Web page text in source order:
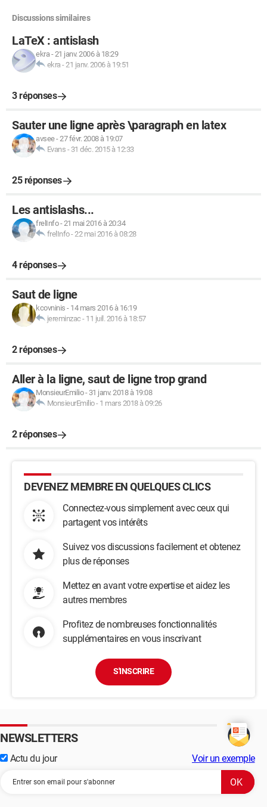
Discussions similaires
LaTeX : antislash
ekra-21 janv. 2006 à 18:29
ekra -21 janv. 2006 à 19:51
3 réponses
Sauter une ligne après \paragraph en latex
avsee-27 févr. 2008 à 19:07
Evans - 31 déc. 2015 à 12:33
25 réponses
Les antislashs...
frelInfo-21 mai 2016 à 20:34
frelInfo-22 mai 2016 à 08:28
4 réponses
Saut de ligne
kcovninis - 14 mars 2016 à 16:19
jereminzac - 11 juil. 2016 à 18:57
2 réponses
Aller à la ligne, saut de ligne trop grand
MonsieurEmilio- 31 janv. 2018 à 19:08
MonsieurEmilio- 1 mars 2018 à 09:26
2 réponses
DEVENEZ MEMBRE EN QUELQUES CLICS
Connectez-vous simplement avec ceux qui
partagent vos intérêts
Suivez vos discussions facilement et obtenez
plus de réponses
Mettez en avant votre expertise et aidez les
autres membres
Profitez de nombreuses fonctionnalités
supplémentaires en vous inscrivant
S'INSCRIRE
NEWSLETTERS
Actu du jour Voir un exemple